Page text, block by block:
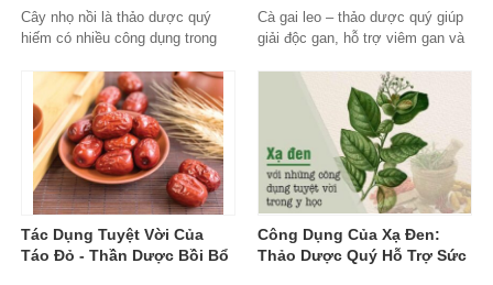
Cây nhọ nồi là thảo dược quý
hiếm có nhiều công dụng trong
cường sức khỏe tổng thể.
Cà gai leo – thảo dược quý giúp
giải độc gan, hỗ trợ viêm gan và
cách tự nhiên.
Tác Dụng Tuyệt Vời Của
Táo Đỏ - Thần Dược Bồi Bổ
Công Dụng Của Xạ Đen:
Thảo Dược Quý Hỗ Trợ Sức